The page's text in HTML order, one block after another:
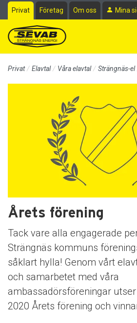
Till sidans huvudinnehåll
Privat Företag Om oss Mina
Privat Elavtal Våra elavtal Strängnäs-el
Årets förening
Tack vare alla engagerade
Strängnäs kommuns
såklart hylla! Genom vårt
och samarbetet med våra
ambassadörsföreningar
2020 Årets förening och